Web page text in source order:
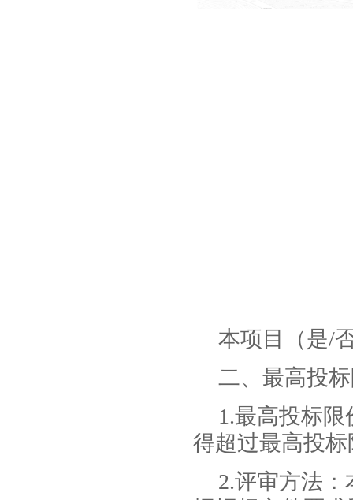
本项目（是/
二、最高投
1.最高投标
得超过最高投
2.评审方法